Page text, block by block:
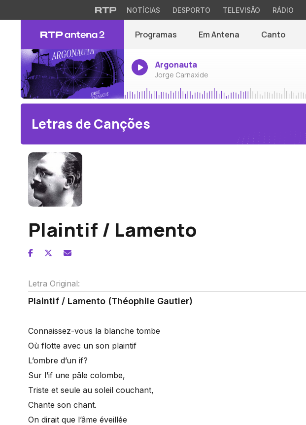
NOTÍCIAS DESPORTO TELEVISÃO RÁDIO
Programas Em Antena Canto
Argonauta
Jorge Carnaxide
Letras de Canções
Plaintif / Lamento
Letra Original:
Plaintif / Lamento (Théophile Gautier)
Connaissez-vous la blanche tombe
Où flotte avec un son plaintif
L’ombre d’un if?
Sur l’if une pâle colombe,
Triste et seule au soleil couchant,
Chante son chant.
On dirait que l’âme éveillée